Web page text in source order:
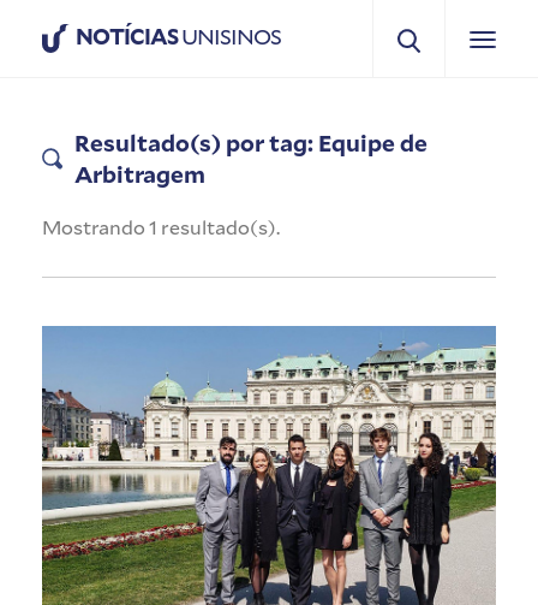
NOTÍCIASUNISINOS
Resultado(s) por tag: Equipe de
Arbitragem
Mostrando 1 resultado(s).